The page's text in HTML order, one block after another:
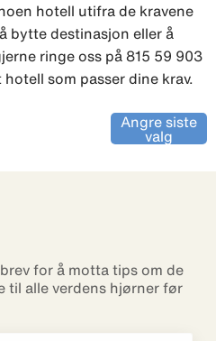
hotell utifra de kravene
bytte destinasjon eller å
ringe oss på 815 59 903
som passer dine krav.
Angre siste
valg
for å motta tips om de
til alle verdens hjørner før